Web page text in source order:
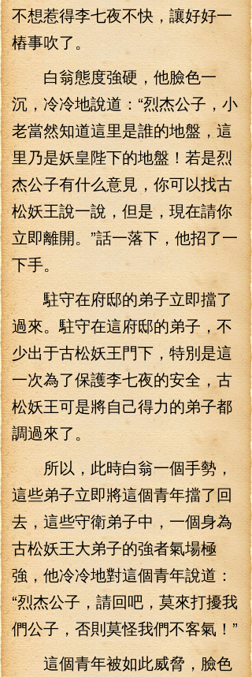
不想惹得李七夜不快，讓好好一
樁事吹了。
白翁態度強硬，他臉色一
沉，冷冷地說道：“烈杰公子，小
老當然知道這里是誰的地盤，這
里乃是妖皇陛下的地盤！若是烈
杰公子有什么意見，你可以找古
松妖王說一說，但是，現在請你
立即離開。”話一落下，他招了一
下手。
駐守在府邸的弟子立即擋了
過來。駐守在這府邸的弟子，不
少出于古松妖王門下，特別是這
一次為了保護李七夜的安全，古
松妖王可是將自己得力的弟子都
調過來了。
所以，此時白翁一個手勢，
這些弟子立即將這個青年擋了回
去，這些守衛弟子中，一個身為
古松妖王大弟子的強者氣場極
強，他冷冷地對這個青年說道：
“烈杰公子，請回吧，莫來打擾我
們公子，否則莫怪我們不客氣！”
這個青年被如此威脅，臉色